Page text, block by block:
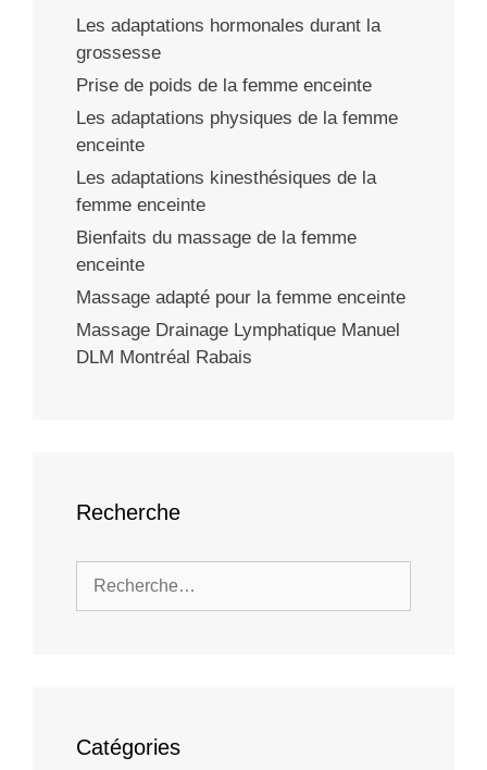
Les adaptations hormonales durant la
grossesse
Prise de poids de la femme enceinte
Les adaptations physiques de la femme
enceinte
Les adaptations kinesthésiques de la
femme enceinte
Bienfaits du massage de la femme
enceinte
Massage adapté pour la femme enceinte
Massage Drainage Lymphatique Manuel
DLM Montréal Rabais
Recherche
Catégories